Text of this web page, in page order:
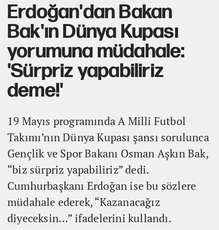
Erdoğan'dan Bakan
Bak'ın Dünya Kupası
yorumuna müdahale:
'Sürpriz yapabiliriz
deme!'
19 Mayıs programında A Milli Futbol
Takımı’nın Dünya Kupası şansı sorulunca
Gençlik ve Spor Bakanı Osman Aşkın Bak,
“biz sürpriz yapabiliriz” dedi.
Cumhurbaşkanı Erdoğan ise bu sözlere
müdahale ederek, “Kazanacağız
diyeceksin…” ifadelerini kullandı.